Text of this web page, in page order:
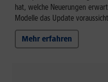
hat, welche Neuerungen
Modelle das Update
Mehr erfahren